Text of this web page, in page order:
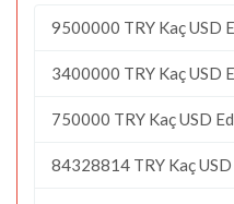
9500000 TRY Kaç USD
3400000 TRY Kaç USD
750000 TRY Kaç USD
84328814 TRY Kaç